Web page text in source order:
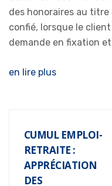
des honoraires au
confié, lorsque le
demande en fixation
en lire plus
CUMUL EMPLOI-
RETRAITE :
APPRÉCIATION
DES